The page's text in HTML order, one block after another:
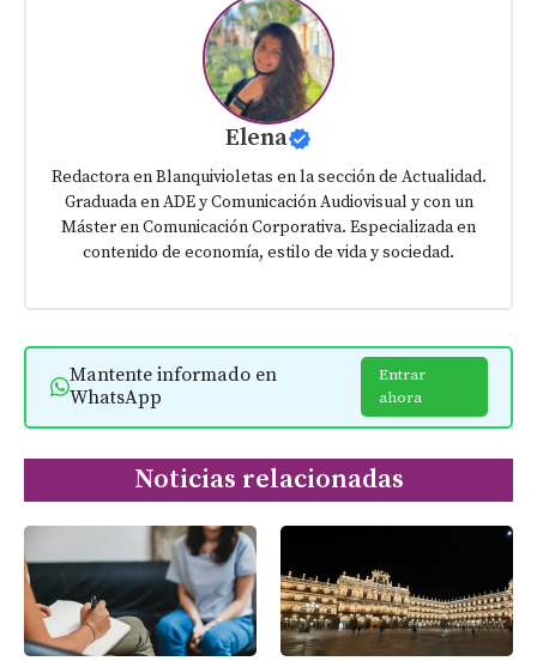
Elena
Redactora en Blanquivioletas en la sección de Actualidad.
Graduada en ADE y Comunicación Audiovisual y con un
Máster en Comunicación Corporativa. Especializada en
contenido de economía, estilo de vida y sociedad.
Mantente informado en
WhatsApp
Entrar
ahora
Noticias relacionadas